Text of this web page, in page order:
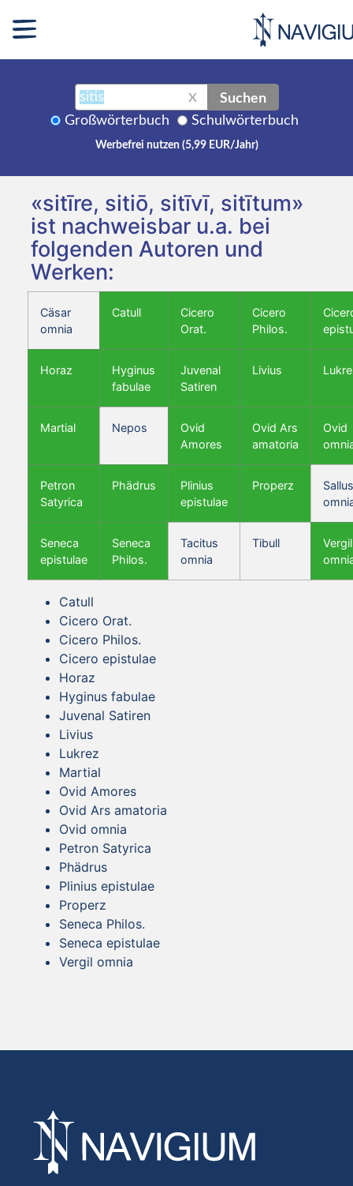
X Suchen
Großwörterbuch Schulwörterbuch
Werbefrei nutzen (5,99 EUR/Jahr)
«sitīre, sitiō, sitīvī, sitītum»
ist nachweisbar u.a. bei
folgenden Autoren und
Werken:
Cäsar
omnia
Catull
Cicero
Orat.
Cicero
Philos.
Horaz
Hyginus
fabulae
Juvenal
Satiren
Livius
Martial Nepos
Ovid
Amores
Ovid Ars
amatoria
Ovid
Petron
Satyrica
Phädrus
Plinius
epistulae
Properz
Seneca
epistulae
Seneca
Philos.
Tacitus
omnia
Tibull
Vergil
Catull
Cicero Orat.
Cicero Philos.
Cicero epistulae
Horaz
Hyginus fabulae
Juvenal Satiren
Livius
Lukrez
Martial
Ovid Amores
Ovid Ars amatoria
Ovid omnia
Petron Satyrica
Phädrus
Plinius epistulae
Properz
Seneca Philos.
Seneca epistulae
Vergil omnia